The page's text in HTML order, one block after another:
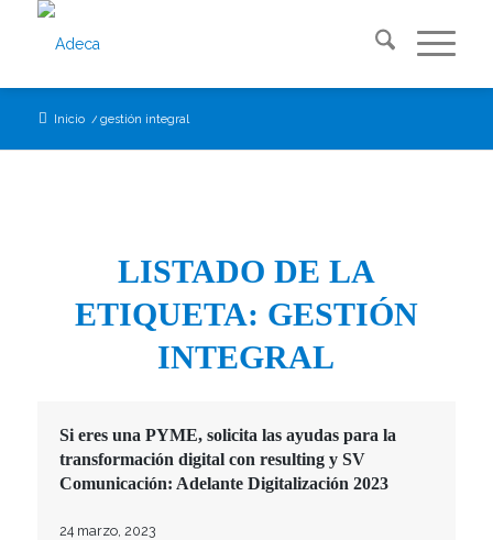
Inicio / gestión integral
LISTADO DE LA
ETIQUETA: GESTIÓN
INTEGRAL
Si eres una PYME, solicita las ayudas para la
transformación digital con resulting y SV
Comunicación: Adelante Digitalización 2023
24 marzo, 2023